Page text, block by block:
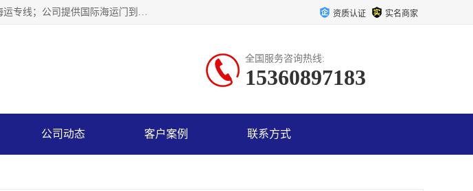
广州乐风国际货运代理有限公司主要从事：义乌新加坡物流、广州到菲律宾拼箱、义乌新加坡海运专线；公司提供国际海运门到门一条龙服务，目前开通的国际海运线路有：澳大利亚国际海运双清到门、美国国际海运双清到门、加拿大国际海运双清到门、新西兰国际海运双清到门等等。以上线路，客户的无论是发小散货拼箱或者包柜发运，我们均可以提供一条龙到门服务，乐风公司有着8年的国际货运到门经验。 资质认证 实名商家
全国服务咨询热线:
15360897183
公司动态 客户案例 联系方式